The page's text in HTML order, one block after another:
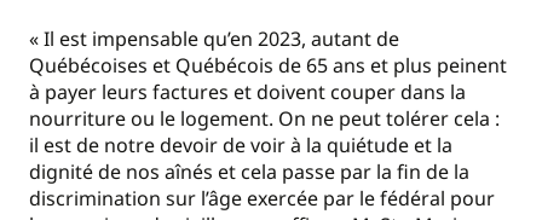
« Il est impensable qu’en 2023, autant de
Québécoises et Québécois de 65 ans et plus peinent
à payer leurs factures et doivent couper dans la
nourriture ou le logement. On ne peut tolérer cela :
il est de notre devoir de voir à la quiétude et la
dignité de nos aînés et cela passe par la fin de la
discrimination sur l’âge exercée par le fédéral pour